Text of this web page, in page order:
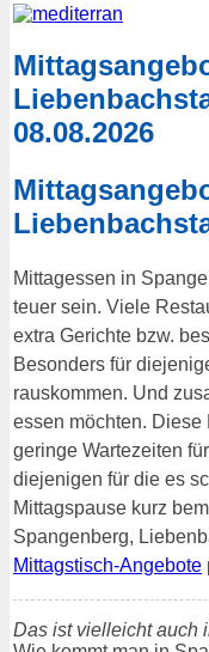
08.08.2026
Mittagessen in
teuer sein. Viele
extra Gerichte bzw.
Besonders für
rauskommen. Und
essen möchten. Diese
geringe Wartezeiten
diejenigen für die es
Mittagspause kurz
Spangenberg,
Mittagstisch-Angebote
Das ist vielleicht auch